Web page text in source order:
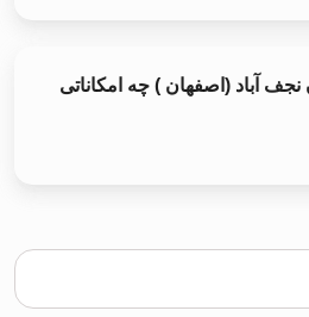
اتوبوس‌های مسیر زنجان نجف آباد (اصفهان ) چه امکاناتی